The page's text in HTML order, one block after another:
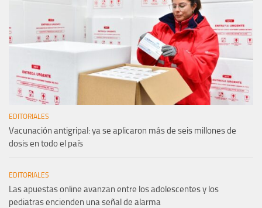
EDITORIALES
Vacunación antigripal: ya se aplicaron más de seis millones de
dosis en todo el país
EDITORIALES
Las apuestas online avanzan entre los adolescentes y los
pediatras encienden una señal de alarma